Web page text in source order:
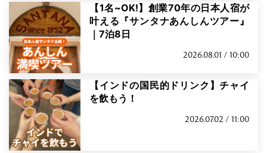
【1名~OK!】創業70年の日本人宿が
叶える『サンタナあんしんツアー』
｜7泊8日
2026.08.01 / 10:00
【インドの国民的ドリンク】チャイ
を飲もう！
2026.07.02 / 11:00